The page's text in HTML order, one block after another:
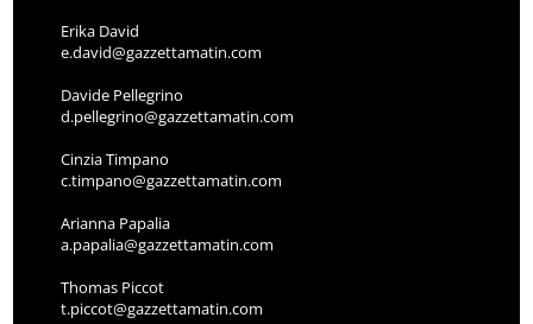
Erika David
e.david@gazzettamatin.com
Davide Pellegrino
d.pellegrino@gazzettamatin.com
Cinzia Timpano
c.timpano@gazzettamatin.com
Arianna Papalia
a.papalia@gazzettamatin.com
Thomas Piccot
t.piccot@gazzettamatin.com